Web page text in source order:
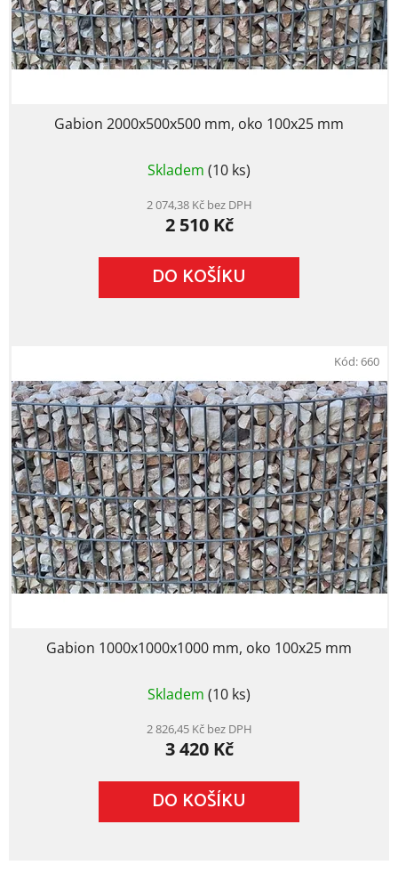
Gabion 2000x500x500 mm, oko 100x25 mm
Skladem (10 ks)
2 074,38 Kč bez DPH
2 510 Kč
DO KOŠÍKU
Gabion 1000x1000x1000 mm, oko 100x25 mm
Skladem (10 ks)
2 826,45 Kč bez DPH
3 420 Kč
DO KOŠÍKU
Kód:660